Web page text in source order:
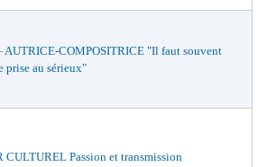
AUTRICE-COMPOSITRICE "Il faut souvent
prise au sérieux"
Passion et transmission